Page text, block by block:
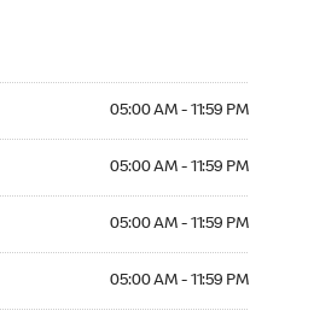
05:00 AM - 11:59 PM
05:00 AM - 11:59 PM
05:00 AM - 11:59 PM
05:00 AM - 11:59 PM